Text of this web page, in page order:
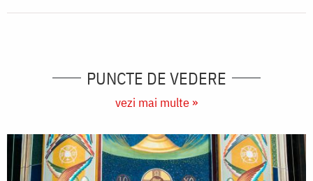
PUNCTE DE VEDERE
vezi mai multe »